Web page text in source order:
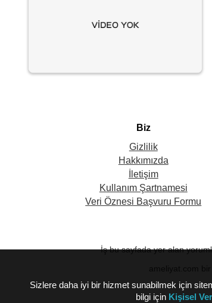
Sizlere daha iyi bir hizmet sunabilmek için
bilgi için Kişisel
Biz
Gizlilik
Hakkımızda
İletişim
Kullanım Şartnamesi
Veri Öznesi Başvuru Formu
İş bu sayfada yer alan